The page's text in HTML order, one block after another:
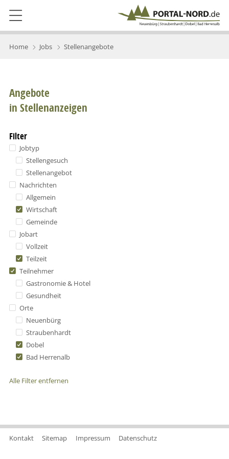
Home Jobs Stellenangebote
Angebote
in Stellenanzeigen
Filter
Jobtyp
Stellengesuch
Stellenangebot
Nachrichten
Allgemein
Wirtschaft
Gemeinde
Jobart
Vollzeit
Teilzeit
Teilnehmer
Gastronomie & Hotel
Gesundheit
Orte
Neuenbürg
Straubenhardt
Dobel
Bad Herrenalb
Alle Filter entfernen
Kontakt Sitemap Impressum Datenschutz